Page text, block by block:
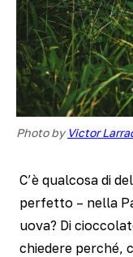
Photo by Victor
C’è qualcosa di
perfetto – nella
uova? Di
chiedere perché,